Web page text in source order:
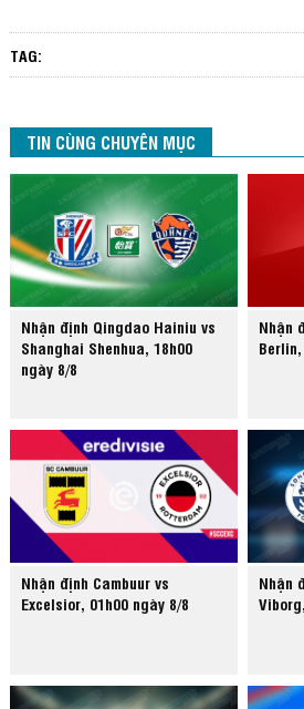
TAG:
TIN CÙNG CHUYÊN MỤC
Nhận định Qingdao Hainiu vs
Shanghai Shenhua, 18h00
ngày 8/8
Nhận
Nhận định Cambuur vs
Excelsior, 01h00 ngày 8/8
Nhận